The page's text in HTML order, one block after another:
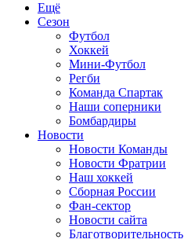
Ещё
Сезон
Футбол
Хоккей
Мини-Футбол
Регби
Команда Спартак
Наши соперники
Бомбардиры
Новости
Новости Команды
Новости Фратрии
Наш хоккей
Сборная России
Фан-cектор
Новости сайта
Благотворительность